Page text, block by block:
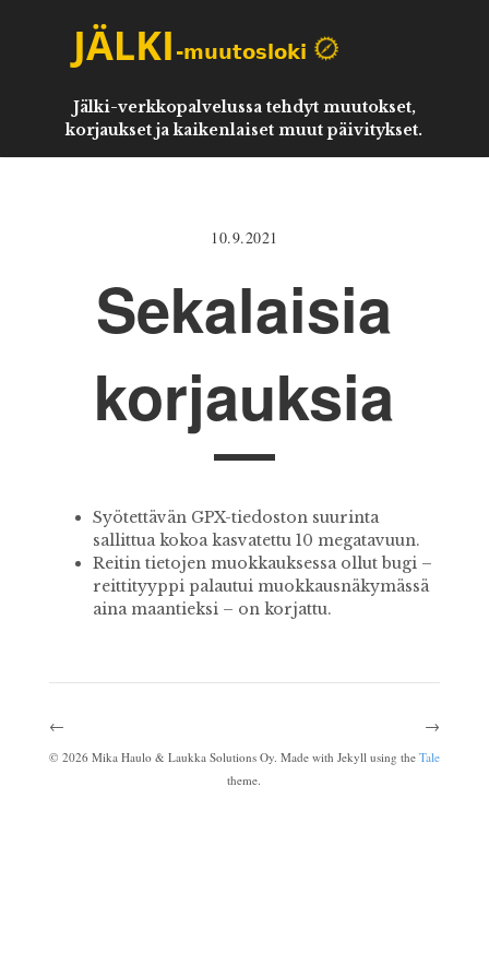
Jälki-verkkopalvelussa tehdyt muutokset,
korjaukset ja kaikenlaiset muut päivitykset.
10.9.2021
Sekalaisia
korjauksia
Syötettävän GPX-tiedoston suurinta
sallittua kokoa kasvatettu 10 megatavuun.
Reitin tietojen muokkauksessa ollut bugi –
reittityyppi palautui muokkausnäkymässä
aina maantieksi – on korjattu.
← →
© 2026Mika Haulo & Laukka Solutions Oy. Made with Jekyll using the Tale
theme.